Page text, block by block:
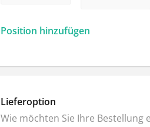
Position hinzufügen
Lieferoption
Wie möchten Sie Ihre Bestellung